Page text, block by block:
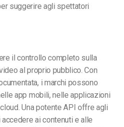
suggerire agli spettatori
il controllo completo sulla
al proprio pubblico. Con
i marchi possono
app mobili, nelle applicazioni
Una potente API offre agli
ai contenuti e alle